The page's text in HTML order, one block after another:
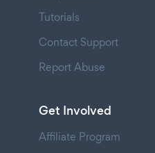
Tutorials
Contact Support
Report Abuse
Get Involved
Affiliate Program